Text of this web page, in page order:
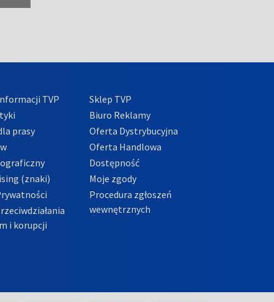
TVP
prasy
(znaki)
i korupcji
Sklep TVP
Biuro Reklamy
Oferta Dystrybucyjna
Oferta Handlowa
Dostępność
Moje zgody
Procedura zgłoszeń
wewnętrznych